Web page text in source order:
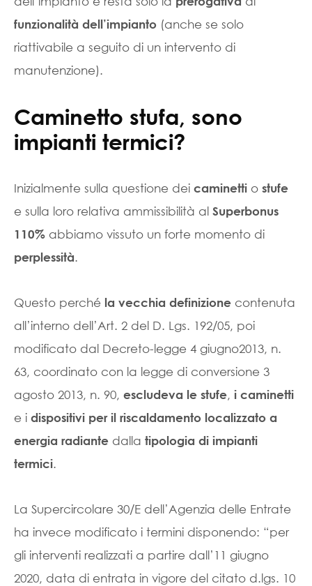
funzionalità dell’impianto (anche se solo
riattivabile a seguito di un intervento di
manutenzione).
Caminetto stufa, sono
impianti termici?
Inizialmente sulla questione dei caminetti o stufe
e sulla loro relativa ammissibilità al Superbonus
110% abbiamo vissuto un forte momento di
perplessità.
Questo perché la vecchia definizione contenuta
all’interno dell’Art. 2 del D. Lgs. 192/05, poi
modificato dal Decreto-legge 4 giugno2013, n.
63, coordinato con la legge di conversione 3
agosto 2013, n. 90, escludeva le stufe, i caminetti
e i dispositivi per il riscaldamento localizzato a
energia radiante dalla tipologia di impianti
termici.
La Supercircolare 30/E dell’Agenzia delle Entrate
ha invece modificato i termini disponendo: “per
gli interventi realizzati a partire dall’11 giugno
2020, data di entrata in vigore del citato d.lgs. 10